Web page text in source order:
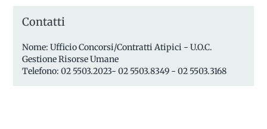
Contatti
Nome: Ufficio Concorsi/Contratti Atipici - U.O.C.
Gestione Risorse Umane
Telefono: 02 5503.2023- 02 5503.8349 - 02 5503.3168